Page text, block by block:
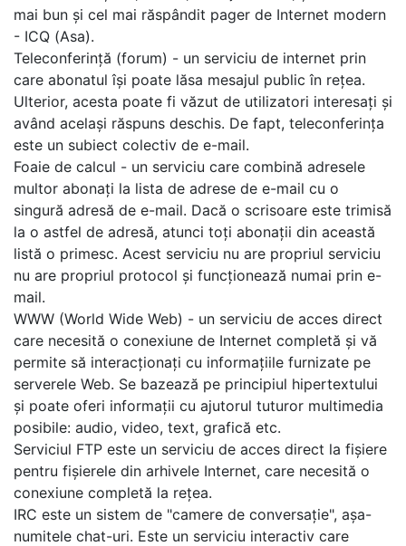
mai bun și cel mai răspândit pager de Internet modern
- ICQ (Asa).
Teleconferință (forum) - un serviciu de internet prin
care abonatul își poate lăsa mesajul public în rețea.
Ulterior, acesta poate fi văzut de utilizatori interesați și
având același răspuns deschis. De fapt, teleconferința
este un subiect colectiv de e-mail.
Foaie de calcul - un serviciu care combină adresele
multor abonați la lista de adrese de e-mail cu o
singură adresă de e-mail. Dacă o scrisoare este trimisă
la o astfel de adresă, atunci toți abonații din această
listă o primesc. Acest serviciu nu are propriul serviciu
nu are propriul protocol și funcționează numai prin e-
mail.
WWW (World Wide Web) - un serviciu de acces direct
care necesită o conexiune de Internet completă și vă
permite să interacționați cu informațiile furnizate pe
serverele Web. Se bazează pe principiul hipertextului
și poate oferi informații cu ajutorul tuturor multimedia
posibile: audio, video, text, grafică etc.
Serviciul FTP este un serviciu de acces direct la fișiere
pentru fișierele din arhivele Internet, care necesită o
conexiune completă la rețea.
IRC este un sistem de "camere de conversație", așa-
numitele chat-uri. Este un serviciu interactiv care